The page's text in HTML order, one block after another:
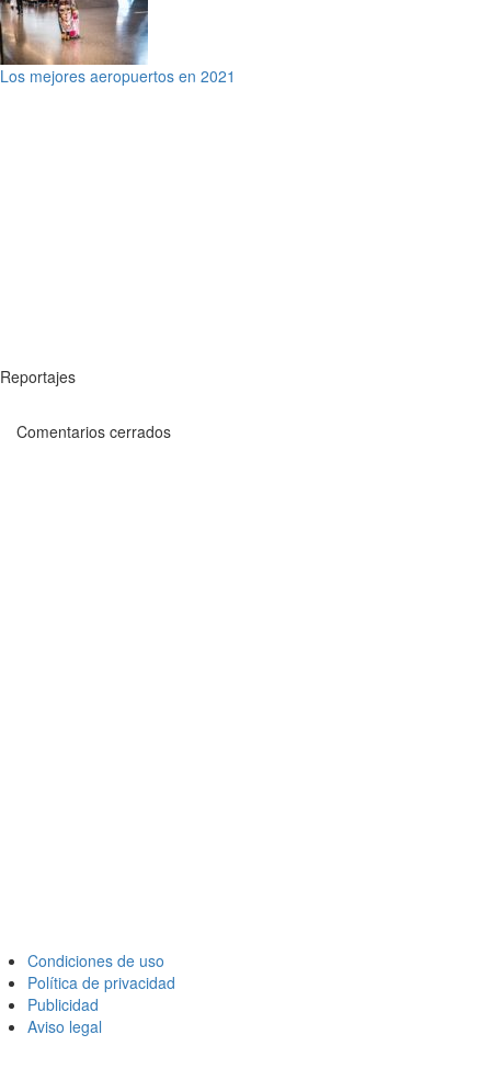
Los mejores aeropuertos en 2021
Reportajes
Comentarios cerrados
Condiciones de uso
Política de privacidad
Publicidad
Aviso legal